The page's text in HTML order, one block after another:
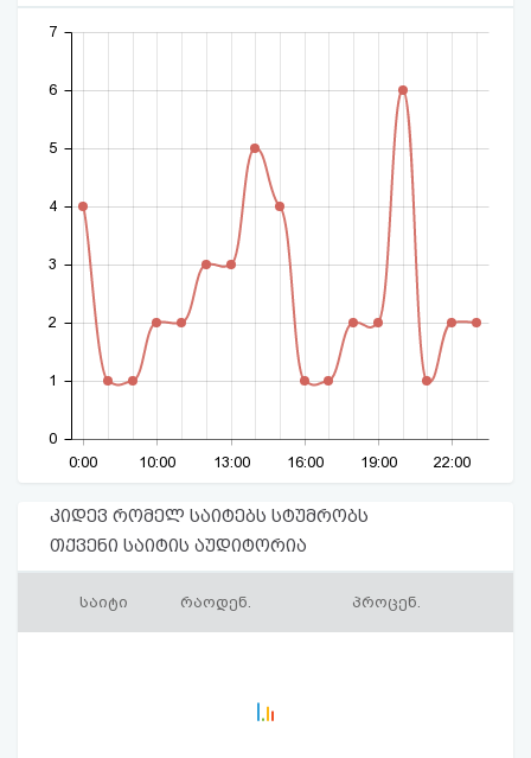
0:00 10:00 13:00 16:00 19:00 22:00
0
1
2
3
4
5
6
7
კიდევ რომელ საიტებს სტუმრობს
თქვენი საიტის აუდიტორია
საიტი რაოდენ. პროცენ.